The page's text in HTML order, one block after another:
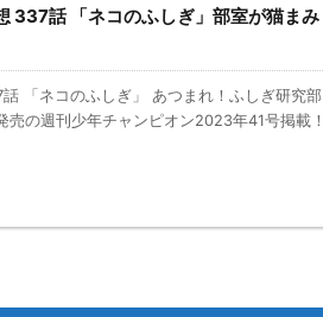
337話 「ネコのふしぎ」部室が猫まみ
「ネコのふしぎ」 あつまれ！ふしぎ研究部
の週刊少年チャンピオン2023年41号掲載！